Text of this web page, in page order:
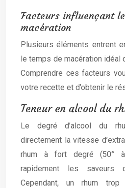
Facteurs influençant
macération
Plusieurs éléments entrent
le temps de macération idéal
Comprendre ces facteurs
votre recette et d’obtenir le
Teneur en alcool du
Le degré d’alcool du
directement la vitesse
rhum à fort degré (50°
rapidement les saveurs
Cependant, un rhum